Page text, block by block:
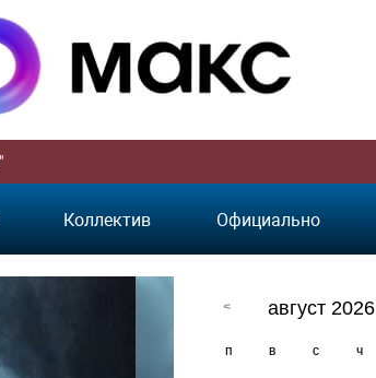
Коллектив Официально
август 2026
п в с ч